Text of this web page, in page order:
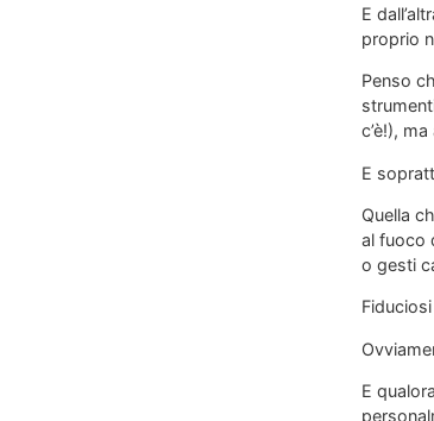
E
proprio
Penso
c’è!),
E
Quella
al fuoco
o gesti
E